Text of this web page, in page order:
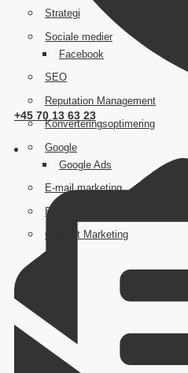
Strategi
Sociale medier
Facebook
SEO
Reputation Management
Konverteringsoptimering
Google
Google Ads
E-mail marketing
E-handel
Content Marketing
+45 70 13 63 23